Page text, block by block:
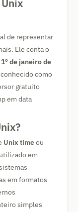
de representar
Ele conta o
1º de janeiro de
como
gratuito
em data
Unix timeou
em
em formatos
simples